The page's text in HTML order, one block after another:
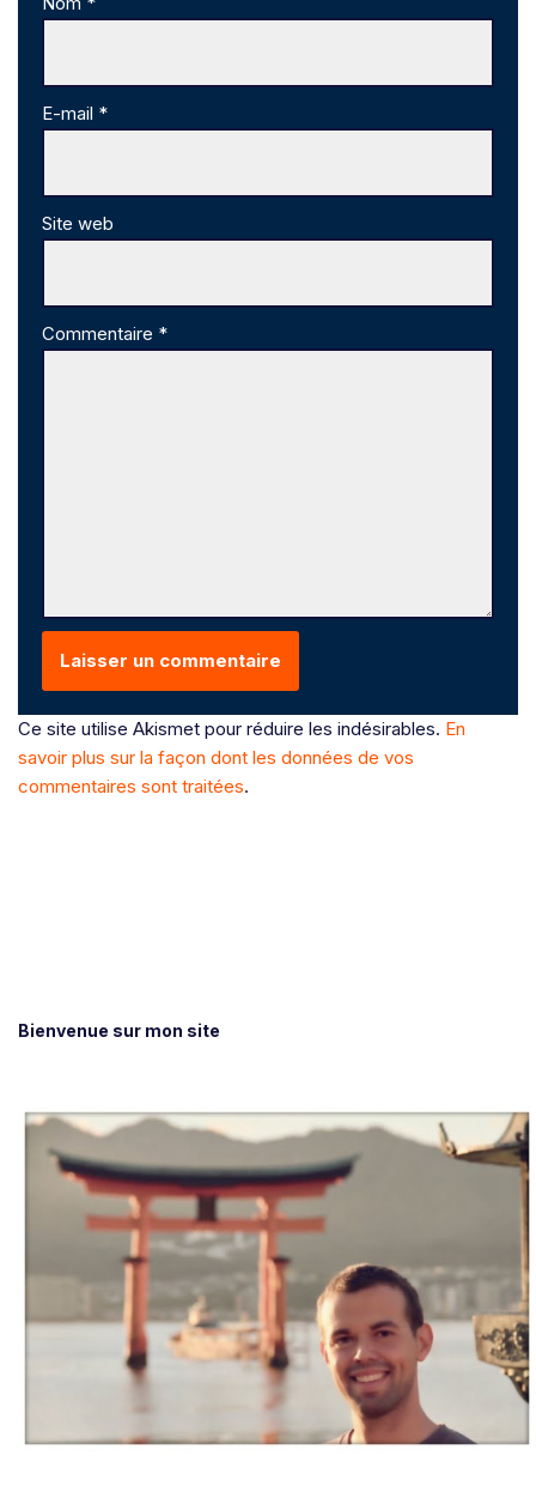
E-mail *
Site web
Commentaire *
Ce site utilise Akismet pour réduire les indésirables. En
savoir plus sur la façon dont les données de vos
commentaires sont traitées.
Bienvenue sur mon site